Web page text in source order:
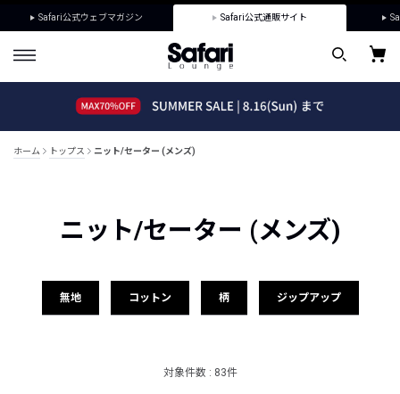
Safari公式ウェブマガジン Safari公式通販サイト
ホーム トップス ニット/セーター (メンズ)
ニット/セーター (メンズ)
無地 コットン 柄 ジップアップ
対象件数 : 83件